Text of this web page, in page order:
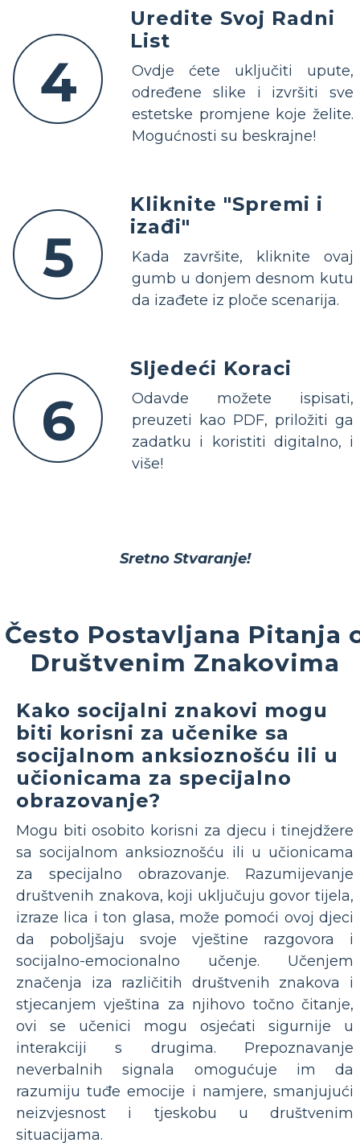
4
Uredite Svoj Radni
List
Ovdje ćete uključiti upute,
određene slike i izvršiti sve
estetske promjene koje želite.
Mogućnosti su beskrajne!
5
Kliknite "Spremi i
izađi"
Kada završite, kliknite ovaj
gumb u donjem desnom kutu
da izađete iz ploče scenarija.
6
Sljedeći Koraci
Odavde možete ispisati,
preuzeti kao PDF, priložiti ga
zadatku i koristiti digitalno, i
više!
Sretno Stvaranje!
Često Postavljana Pitanja
Društvenim Znakovima
Kako socijalni znakovi mogu
biti korisni za učenike sa
socijalnom anksioznošću ili u
učionicama za specijalno
obrazovanje?
Mogu biti osobito korisni za djecu i tinejdžere
sa socijalnom anksioznošću ili u učionicama
za specijalno obrazovanje. Razumijevanje
društvenih znakova, koji uključuju govor tijela,
izraze lica i ton glasa, može pomoći ovoj djeci
da poboljšaju svoje vještine razgovora i
socijalno-emocionalno učenje. Učenjem
značenja iza različitih društvenih znakova i
stjecanjem vještina za njihovo točno čitanje,
ovi se učenici mogu osjećati sigurnije u
interakciji s drugima. Prepoznavanje
neverbalnih signala omogućuje im da
razumiju tuđe emocije i namjere, smanjujući
neizvjesnost i tjeskobu u društvenim
situacijama.